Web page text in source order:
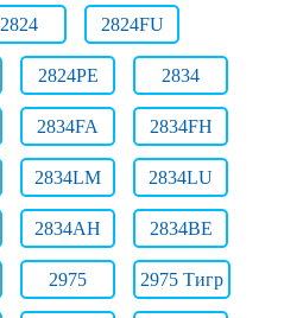
2824 2824FU
2824РЕ 2834
2834FA 2834FH
2834LM 2834LU
2834АН 2834ВЕ
2975 2975 Тигр